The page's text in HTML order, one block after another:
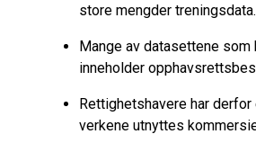
store mengder treningsdata.
Mange av datasettene
inneholder
Rettighetshavere har
verkene utnyttes